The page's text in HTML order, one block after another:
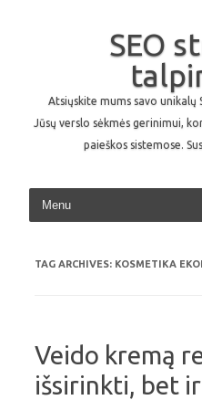
SEO
Atsiųskite mums savo unikalų
Jūsų verslo sėkmės gerinimui,
paieškos sistemose.
TAG ARCHIVES: KOSMETIKA
Veido kremą
išsirinkti, bet